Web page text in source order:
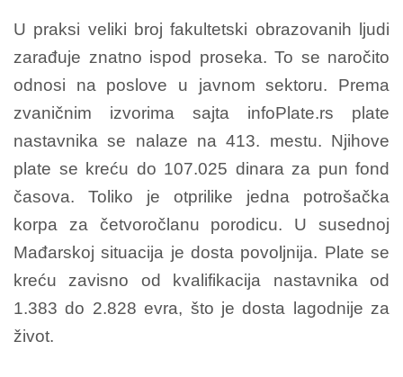
U praksi veliki broj fakultetski obrazovanih ljudi
zarađuje znatno ispod proseka. To se naročito
odnosi na poslove u javnom sektoru. Prema
zvaničnim izvorima sajta infoPlate.rs plate
nastavnika se nalaze na 413. mestu. Njihove
plate se kreću do 107.025 dinara za pun fond
časova. Toliko je otprilike jedna potrošačka
korpa za četvoročlanu porodicu. U susednoj
Mađarskoj situacija je dosta povoljnija. Plate se
kreću zavisno od kvalifikacija nastavnika od
1.383 do 2.828 evra, što je dosta lagodnije za
život.